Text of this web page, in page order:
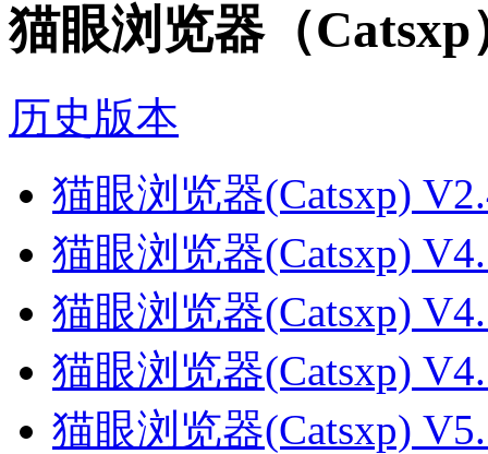
猫眼浏览器（Catsxp
历史版本
猫眼浏览器(Catsxp)
猫眼浏览器(Catsxp)
猫眼浏览器(Catsxp)
猫眼浏览器(Catsxp)
猫眼浏览器(Catsxp)